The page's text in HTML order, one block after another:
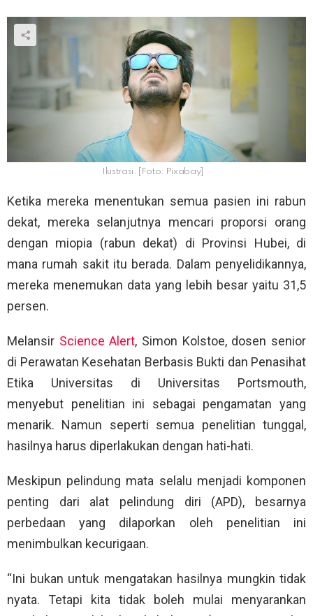
Ilustrasi. [Foto: Pixabay]
Ketika mereka menentukan semua pasien ini rabun
dekat, mereka selanjutnya mencari proporsi orang
dengan miopia (rabun dekat) di Provinsi Hubei, di
mana rumah sakit itu berada. Dalam penyelidikannya,
mereka menemukan data yang lebih besar yaitu 31,5
persen.
Melansir Science Alert, Simon Kolstoe, dosen senior
di Perawatan Kesehatan Berbasis Bukti dan Penasihat
Etika Universitas di Universitas Portsmouth,
menyebut penelitian ini sebagai pengamatan yang
menarik. Namun seperti semua penelitian tunggal,
hasilnya harus diperlakukan dengan hati-hati.
Meskipun pelindung mata selalu menjadi komponen
penting dari alat pelindung diri (APD), besarnya
perbedaan yang dilaporkan oleh penelitian ini
menimbulkan kecurigaan.
“Ini bukan untuk mengatakan hasilnya mungkin tidak
nyata. Tetapi kita tidak boleh mulai menyarankan